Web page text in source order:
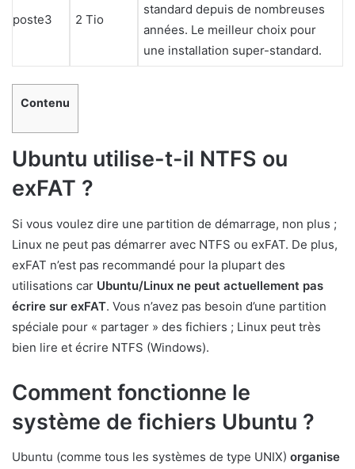
poste3 2 Tio
standard depuis de nombreuses
années. Le meilleur choix pour
une installation super-standard.
Contenu
Ubuntu utilise-t-il NTFS ou
exFAT ?
Si vous voulez dire une partition de démarrage, non plus ;
Linux ne peut pas démarrer avec NTFS ou exFAT. De plus,
exFAT n’est pas recommandé pour la plupart des
utilisations car Ubuntu/Linux ne peut actuellement pas
écrire sur exFAT. Vous n’avez pas besoin d’une partition
spéciale pour « partager » des fichiers ; Linux peut très
bien lire et écrire NTFS (Windows).
Comment fonctionne le
système de fichiers Ubuntu ?
Ubuntu (comme tous les systèmes de type UNIX) organise